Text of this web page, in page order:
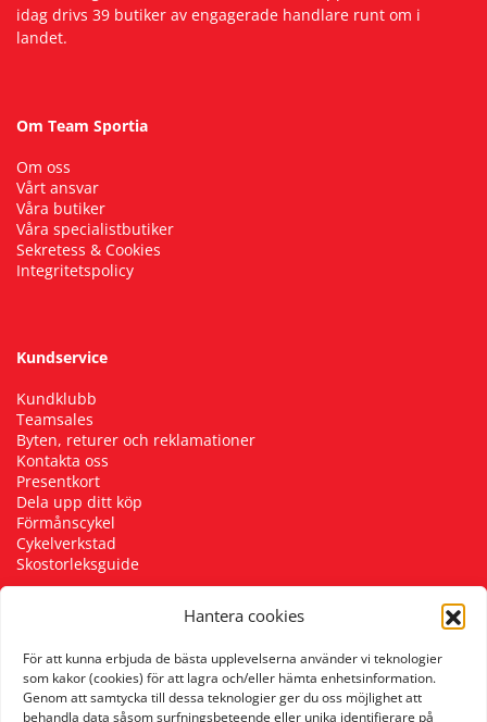
Hantera cookies
För att kunna erbjuda de bästa upplevelserna använder vi teknologier
som kakor (cookies) för att lagra och/eller hämta enhetsinformation.
Genom att samtycka till dessa teknologier ger du oss möjlighet att
behandla data såsom surfningsbeteende eller unika identifierare på
idag drivs 39 butiker av engagerade handlare runt om i
landet.
Om Team Sportia
Om oss
Vårt ansvar
Våra butiker
Våra specialistbutiker
Sekretess & Cookies
Integritetspolicy
Kundservice
Kundklubb
Teamsales
Byten, returer och reklamationer
Kontakta oss
Presentkort
Dela upp ditt köp
Förmånscykel
Cykelverkstad
Skostorleksguide
Följ oss